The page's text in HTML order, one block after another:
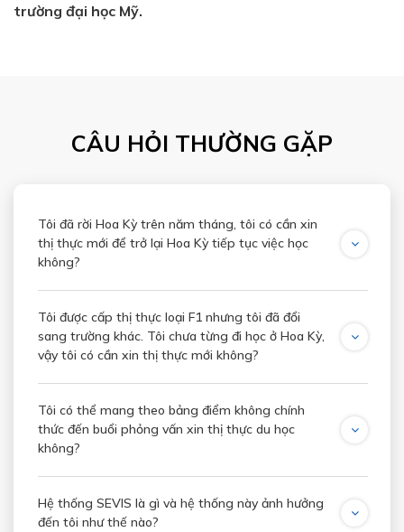
trường đại học Mỹ.
CÂU HỎI THƯỜNG GẶP
Tôi đã rời Hoa Kỳ trên năm tháng, tôi có cần xin
thị thực mới để trở lại Hoa Kỳ tiếp tục việc học
không?
Tôi được cấp thị thực loại F1 nhưng tôi đã đổi
sang trường khác. Tôi chưa từng đi học ở Hoa Kỳ,
vậy tôi có cần xin thị thực mới không?
Tôi có thể mang theo bảng điểm không chính
thức đến buổi phỏng vấn xin thị thực du học
không?
Hệ thống SEVIS là gì và hệ thống này ảnh hưởng
đến tôi như thế nào?